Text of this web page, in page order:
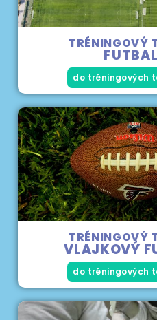
TRÉNINGOVÝ
FUTBAL
do tréningových
TRÉNINGOVÝ
VLAJKOVÝ
do tréningových